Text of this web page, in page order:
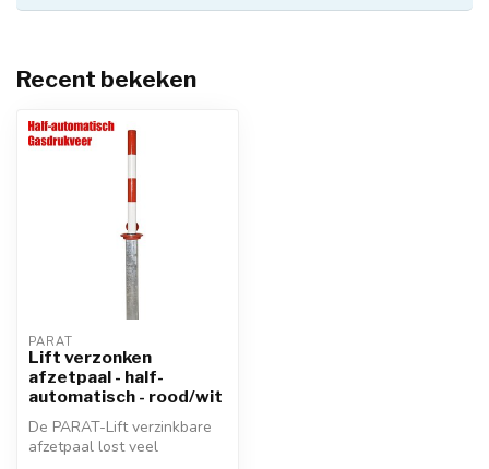
Recent bekeken
PARAT
Lift verzonken
afzetpaal - half-
automatisch - rood/wit
De PARAT-Lift verzinkbare
afzetpaal lost veel